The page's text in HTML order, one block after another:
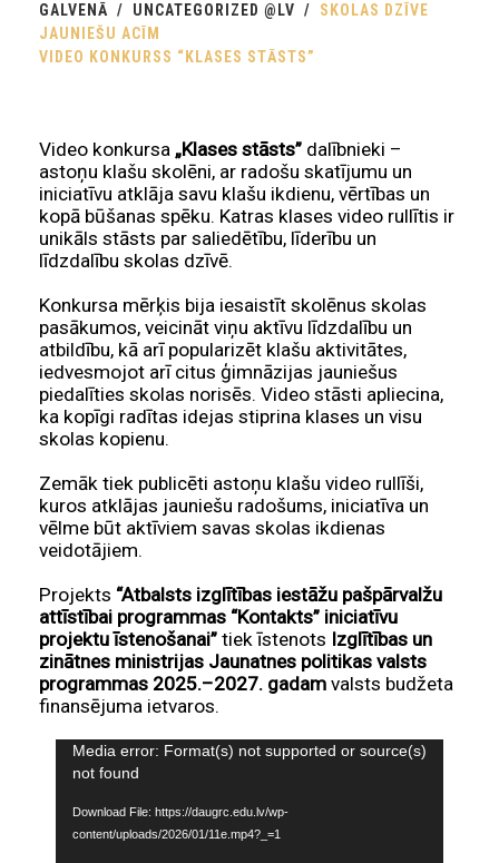
GALVENĀ UNCATEGORIZED @LV
SKOLAS DZĪVE
JAUNIEŠU ACĪM
VIDEO KONKURSS “KLASES STĀSTS”
Video konkursa „Klases stāsts” dalībnieki –
astoņu klašu skolēni, ar radošu skatījumu un
iniciatīvu atklāja savu klašu ikdienu, vērtības un
kopā būšanas spēku. Katras klases video rullītis ir
unikāls stāsts par saliedētību, līderību un
līdzdalību skolas dzīvē.
Konkursa mērķis bija iesaistīt skolēnus skolas
pasākumos, veicināt viņu aktīvu līdzdalību un
atbildību, kā arī popularizēt klašu aktivitātes,
iedvesmojot arī citus ģimnāzijas jauniešus
piedalīties skolas norisēs. Video stāsti apliecina,
ka kopīgi radītas idejas stiprina klases un visu
skolas kopienu.
Zemāk tiek publicēti astoņu klašu video rullīši,
kuros atklājas jauniešu radošums, iniciatīva un
vēlme būt aktīviem savas skolas ikdienas
veidotājiem.
Projekts “Atbalsts izglītības iestāžu pašpārvalžu
attīstībai programmas “Kontakts” iniciatīvu
projektu īstenošanai” tiek īstenots Izglītības un
zinātnes ministrijas Jaunatnes politikas valsts
programmas 2025.–2027. gadam valsts budžeta
finansējuma ietvaros.
Video
Player
Media error: Format(s) not supported or source(s)
not found
Download File: https://daugrc.edu.lv/wp-
content/uploads/2026/01/11e.mp4?_=1